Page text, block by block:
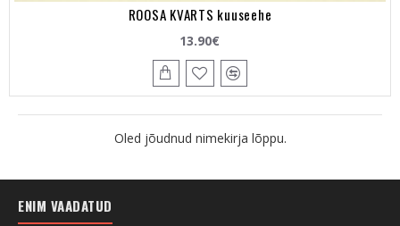
ROOSA KVARTS kuuseehe
13.90€
Oled jõudnud nimekirja lõppu.
ENIM VAADATUD